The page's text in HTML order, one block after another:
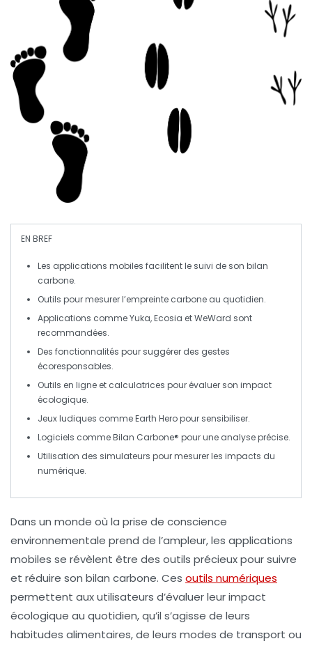
EN BREF
Les applications mobiles facilitent le suivi de son bilan
carbone.
Outils pour mesurer l’empreinte carbone au quotidien.
Applications commeYuka,Ecosia etWeWard sont
recommandées.
Des fonctionnalités pour suggérer des gestes
écoresponsables.
Outils en ligne et calculatrices pour évaluer son impact
écologique.
Jeux ludiques commeEarth Heropour sensibiliser.
Logiciels commeBilan Carbone® pour une analyse précise.
Utilisation des simulateurs pour mesurer les impacts du
numérique.
Dans un monde où la prise de conscience
environnementale prend de l’ampleur, les applications
mobiles se révèlent être des outils précieux pour suivre
et réduire son bilan carbone. Ces outils numériques
permettent aux utilisateurs d’évaluer leur impact
écologique au quotidien, qu’il s’agisse de leurs
habitudes alimentaires, de leurs modes de transport ou